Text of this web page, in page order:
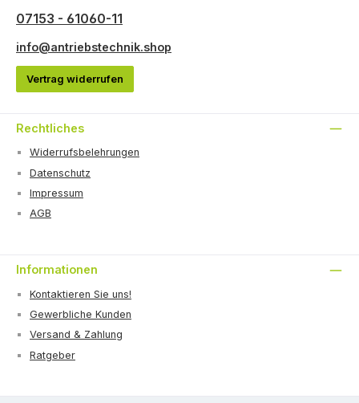
07153 - 61060-11
info@antriebstechnik.shop
Vertrag widerrufen
Rechtliches
Widerrufsbelehrungen
Datenschutz
Impressum
AGB
Informationen
Kontaktieren Sie uns!
Gewerbliche Kunden
Versand & Zahlung
Ratgeber